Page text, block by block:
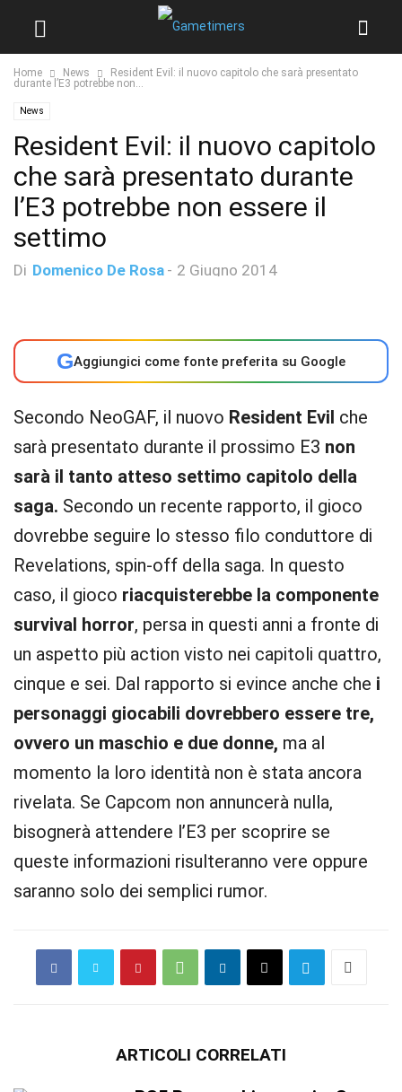
Home News
Resident Evil: il nuovo capitolo che sarà presentato
durante l’E3 potrebbe non...
News
Resident Evil: il nuovo capitolo
che sarà presentato durante
l’E3 potrebbe non essere il
settimo
Di Domenico De Rosa - 2 Giugno 2014
GAggiungici come fonte preferita su Google
Secondo NeoGAF, il nuovo Resident Evil che
sarà presentato durante il prossimo E3 non
sarà il tanto atteso settimo capitolo della
saga. Secondo un recente rapporto, il gioco
dovrebbe seguire lo stesso filo conduttore di
Revelations, spin-off della saga. In questo
caso, il gioco riacquisterebbe la componente
survival horror, persa in questi anni a fronte di
un aspetto più action visto nei capitoli quattro,
cinque e sei. Dal rapporto si evince anche che i
personaggi giocabili dovrebbero essere tre,
ovvero un maschio e due donne, ma al
momento la loro identità non è stata ancora
rivelata. Se Capcom non annuncerà nulla,
bisognerà attendere l’E3 per scoprire se
queste informazioni risulteranno vere oppure
saranno solo dei semplici rumor.
ARTICOLI CORRELATI